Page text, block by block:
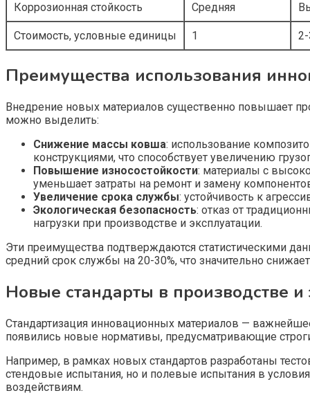
Коррозионная стойкость Средняя
Стоимость, условные единицы 1
Преимущества использования
Внедрение новых материалов существенно повышает
можно выделить:
Снижение массы ковша: использование
конструкциями, что способствует увеличению
Повышение износостойкости: материалы с
уменьшает затраты на ремонт и замену
Увеличение срока службы: устойчивость к
Экологическая безопасность: отказ от
нагрузки при производстве и эксплуатации.
Эти преимущества подтверждаются статистическими
средний срок службы на 20-30%, что значительно
Новые стандарты в производстве
Стандартизация инновационных материалов —
появились новые нормативы, предусматривающие
Например, в рамках новых стандартов разработаны
стендовые испытания, но и полевые испытания в
воздействиям.